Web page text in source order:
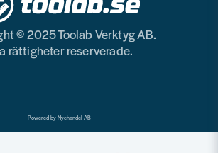
© 2025 Toolab Verktyg AB.
rättigheter reserverade.
Powered by Nyehandel AB